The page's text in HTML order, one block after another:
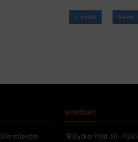
zurück weiter
KONTAKT
Dycker Feld 30 -